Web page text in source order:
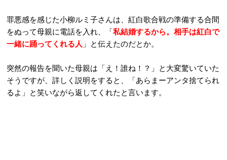
罪悪感を感じた小柳ルミ子さんは、紅白歌合戦の準備する合間
をぬって母親に電話を入れ、「私結婚するから。相手は紅白で
一緒に踊ってくれる人 」と伝えたのだとか。
突然の報告を聞いた母親は「え！誰ね！？」と大変驚いていた
そうですが、詳しく説明をすると、「あらまーアンタ捨てられ
るよ」と笑いながら返してくれたと言います。